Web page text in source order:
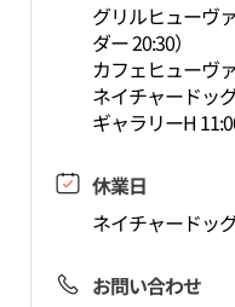
グリルヒューヴ
ダー 20:30）
カフェヒューヴ
ネイチャードッ
ギャラリーH
休業日
ネイチャードッ
お問い合わせ